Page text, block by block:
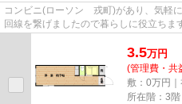
コンビニ(ローソン 戎町)があり、気軽
回線を繋げましたので暮らしに役立ち
3.5万円
(管理費・共
敷：0万円
所在階：3階